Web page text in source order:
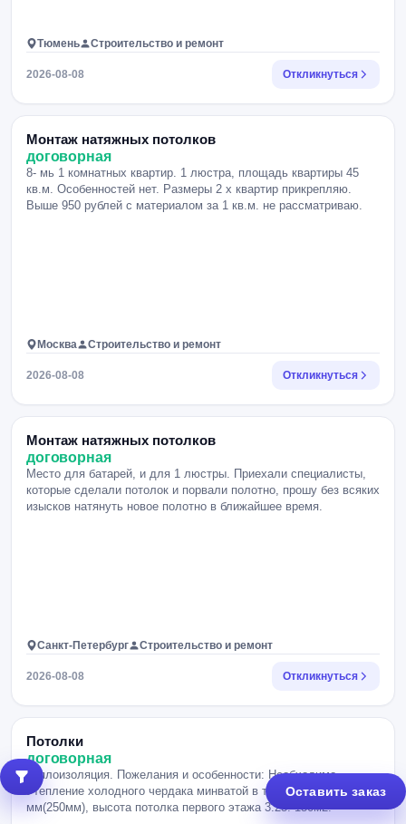
Тюмень Строительство и ремонт
2026-08-08 Откликнуться
Монтаж натяжных потолков
договорная
8- мь 1 комнатных квартир. 1 люстра, площадь квартиры 45
кв.м. Особенностей нет. Размеры 2 х квартир прикрепляю.
Выше 950 рублей с материалом за 1 кв.м. не рассматриваю.
Москва Строительство и ремонт
2026-08-08 Откликнуться
Монтаж натяжных потолков
договорная
Место для батарей, и для 1 люстры. Приехали специалисты,
которые сделали потолок и порвали полотно, прошу без всяких
изысков натянуть новое полотно в ближайшее время.
Санкт-Петербург Строительство и ремонт
2026-08-08 Откликнуться
Потолки
договорная
Теплоизоляция. Пожелания и особенности: Необходимо
Утепление холодного чердака минватой в три слоя 50/100/100
мм(250мм), высота потолка первого этажа 3.25. 150м2.
Оставить заказ